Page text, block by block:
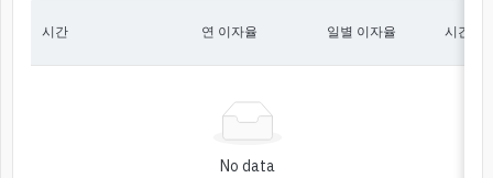
시간 연 이자율 일별 이자율 시간 당
No data